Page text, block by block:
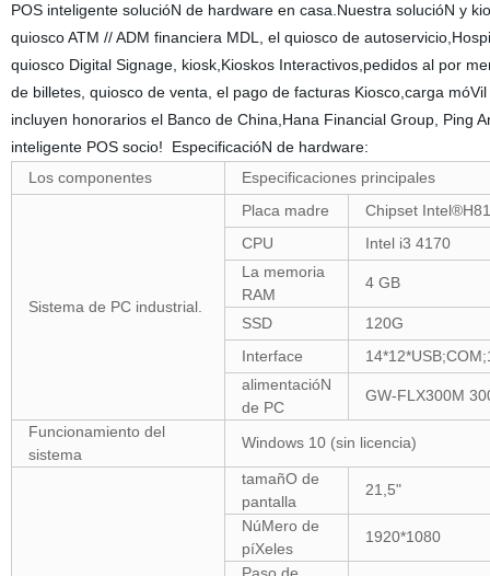
POS inteligente solucióN de hardware en casa.Nuestra solucióN y
quiosco ATM // ADM financiera MDL, el quiosco de
quiosco Digital Signage, kiosk,Kioskos Interactivos,pedidos al por
de billetes, quiosco de venta, el pago de facturas Kiosco,carga
incluyen honorarios el Banco de China,Hana Financial Group, Ping
inteligente POS socio! EspecificacióN de hardware:
Los componentes
Especificaciones principales
Sistema de PC industrial.
Placa madre
Chipset
CPU
Intel i3 4170
La memoria
RAM
4 GB
SSD
120G
Interface
alimentacióN
de PC
GW-FLX300M
Funcionamiento del
sistema
Windows 10 (sin licencia)
tamañO de
pantalla
21,5"
NúMero de
píXeles
1920*1080